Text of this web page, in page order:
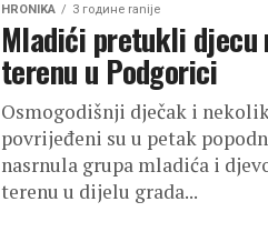
HRONIKA 3 године ranije
Mladići pretukli djecu
terenu u Podgorici
Osmogodišnji dječak i
povrijeđeni su u petak
nasrnula grupa mladića i
terenu u dijelu grada...